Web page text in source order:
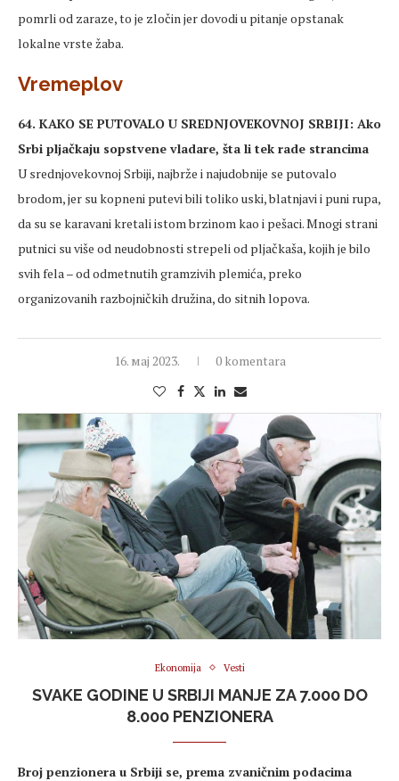
pomrli od zaraze, to je zločin jer dovodi u pitanje opstanak
lokalne vrste žaba.
Vremeplov
64. KAKO SE PUTOVALO U SREDNJOVEKOVNOJ SRBIJI: Ako
Srbi pljačkaju sopstvene vladare, šta li tek rade strancima
U srednjovekovnoj Srbiji, najbrže i najudobnije se putovalo
brodom, jer su kopneni putevi bili toliko uski, blatnjavi i puni rupa,
da su se karavani kretali istom brzinom kao i pešaci. Mnogi strani
putnici su više od neudobnosti strepeli od pljačkaša, kojih je bilo
svih fela – od odmetnutih gramzivih plemića, preko
organizovanih razbojničkih družina, do sitnih lopova.
16. мај 2023. 0 komentara
Ekonomija Vesti
SVAKE GODINE U SRBIJI MANJE ZA 7.000 DO
8.000 PENZIONERA
Broj penzionera u Srbiji se, prema zvaničnim podacima